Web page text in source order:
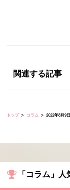
関連する記事
トップ コラム 2022年8月9
「コラム」